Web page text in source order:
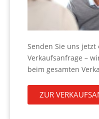
Senden Sie uns
Verkaufsanfrage –
beim gesamten
ZUR